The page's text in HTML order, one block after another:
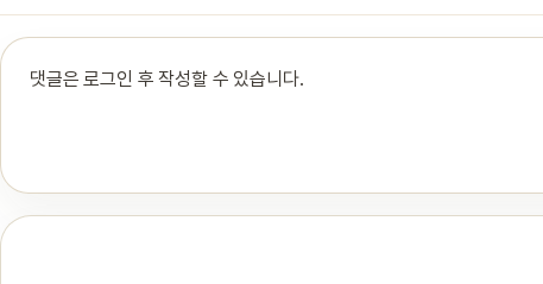
댓글은 로그인 후 작성할 수 있습니다.